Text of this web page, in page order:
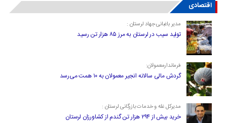
اقتصادی
مدیر باغبانی جهاد لرستان :
تولید سیب در لرستان به مرز ۸۵ هزار تن رسید
فرماندارمعمولان:
گردش مالی سالانه انجیر معمولان به ۱۰ همت می‌رسد
مدیرکل غله و خدمات بازرگانی لرستان :
خرید بیش از ۲۹۴ هزار تن گندم از کشاورزان لرستان